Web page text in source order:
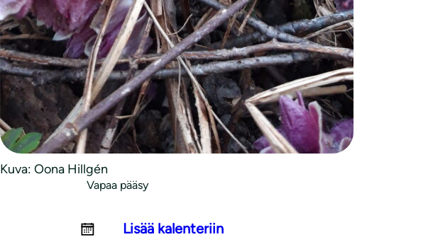
Kuva: Oona Hillgén
Järjestävä yhdistys
Lohjan Seudun Ympäristöyhdistys ry & Virkkalan Kulttuurin
Ystävät ry
Lisätiedot
Vapaa pääsy
Lisää kalenteriin